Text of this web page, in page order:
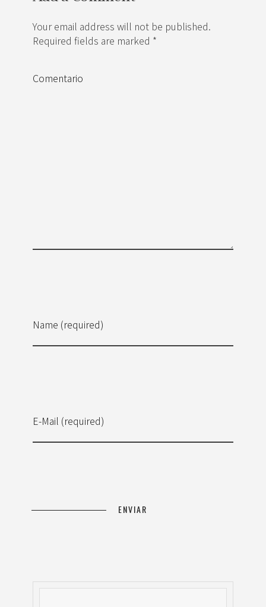
Your email address will not be published.
Required fields are marked *
Name (required)
E-Mail (required)
Comentario